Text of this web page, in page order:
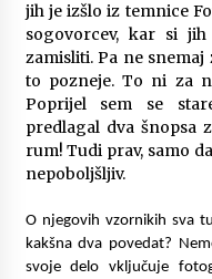
6
Kaj
7
Komu
7
jih je izšlo iz temnice
sogovorcev, kar si
zamisliti. Pa ne snemaj
to pozneje. To ni za
Poprijel sem se
predlagal dva šnopsa
rum! Tudi prav, samo
nepoboljšljiv.
O njegovih vzornikih sva
kakšna dva povedat?
svoje delo vključuje